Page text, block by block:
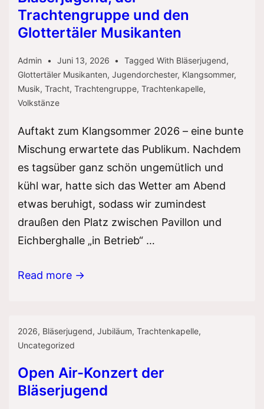
Trachtengruppe und den
Glottertäler Musikanten
Admin Juni 13, 2026 Tagged With Bläserjugend,
Glottertäler Musikanten, Jugendorchester, Klangsommer,
Musik, Tracht, Trachtengruppe, Trachtenkapelle,
Volkstänze
Auftakt zum Klangsommer 2026 – eine bunte
Mischung erwartete das Publikum. Nachdem
es tagsüber ganz schön ungemütlich und
kühl war, hatte sich das Wetter am Abend
etwas beruhigt, sodass wir zumindest
draußen den Platz zwischen Pavillon und
Eichberghalle „in Betrieb“ …
Klangsommer
mit
der
Bläserjugend,
der
Trachtengruppe
Read more →
2026, Bläserjugend, Jubiläum, Trachtenkapelle,
Uncategorized
Open Air-Konzert der
Bläserjugend